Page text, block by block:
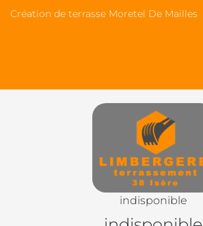
Création de terrasse Moretel De Mailles
indisponible